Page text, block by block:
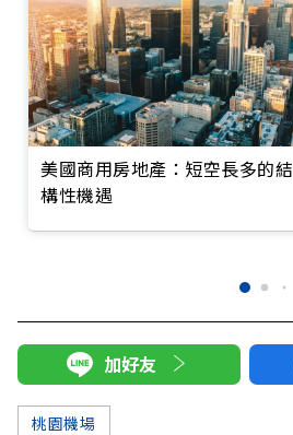
美國商用房地產：短空長多的結
構性機遇
加好友
桃園機場